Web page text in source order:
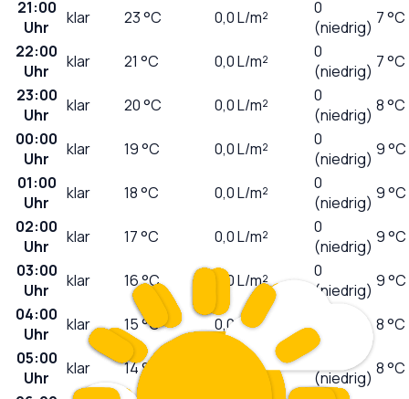
21:00
Uhr
klar 23°C 0,0L/m²
0
(niedrig) 7 °C
22:00
Uhr
klar 21 °C 0,0L/m²
0
(niedrig) 7 °C
23:00
Uhr
klar 20°C 0,0L/m²
0
(niedrig) 8 °C
00:00
Uhr
klar 19°C 0,0L/m²
0
(niedrig) 9 °C
01:00
Uhr
klar 18°C 0,0L/m²
0
(niedrig) 9 °C
02:00
Uhr
klar 17°C 0,0L/m²
0
(niedrig) 9 °C
03:00
Uhr
klar 16°C 0,0L/m²
0
(niedrig) 9 °C
04:00
Uhr
klar 15°C 0,0 L/m²
(niedrig)8 °C
05:00
Uhr
klar 14°C L/m²
(niedrig) 8 °C